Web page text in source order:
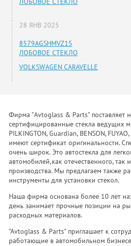
28 ЯНВ 2025
8579AGSHMVZ15
ЛОБОВОЕ СТЕКЛО
VOLKSWAGEN CARAVELLE
Фирма "Avtoglass & Parts" поставляет
сертифицированные стекла ведущих
PILKINGTON, Guardian, BENSON,
имеют сертификат оригинальности.
очень широк. Это автостекла для
автомобилей,как отечественного, так
производства. Мы предлагаем также
инструменты для установки стекол.
Наша фирма основана более 10 лет
день занимает прочные позиции на
расходных материалов.
"Avtoglass & Parts" приглашает к
работающие в автомобильном